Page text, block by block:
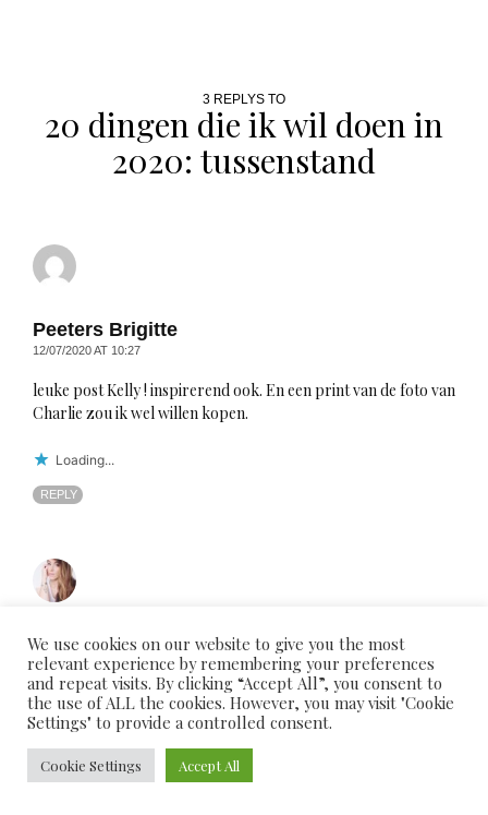
3 REPLYS TO
20 dingen die ik wil doen in
2020: tussenstand
Peeters Brigitte
12/07/2020 AT 10:27
leuke post Kelly ! inspirerend ook. En een print van de foto van
Charlie zou ik wel willen kopen.
Loading...
REPLY
Petra
28/07/2020 AT 15:32
Toch al een mooie check!! Leuk lijstje, en ik hoop ook op toch
nog een beetje batterijen opladen tijdens deze staycation. Heb
gewoon nog bijna geen verlof genomen omdat ik toch
thuiswerk en daardoor geen opvang nodig heb, maar hier
We use cookies on our website to give you the most
relevant experience by remembering your preferences
and repeat visits. By clicking “Accept All”, you consent to
the use of ALL the cookies. However, you may visit "Cookie
Settings" to provide a controlled consent.
Cookie Settings Accept All